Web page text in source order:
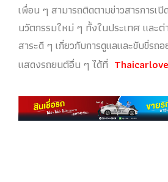
เพื่อน ๆ สามารถติดตามข่าวสารการเ
นวัตกรรมใหม่ ๆ ทั้งในประเทศ และต่
สาระดี ๆ เกี่ยวกับการดูแลและขับขี่รถ
แสดงรถยนต์อื่น ๆ ได้ที่